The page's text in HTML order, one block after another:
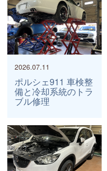
ポルシェ911 車検整
備と冷却系統のトラ
ブル修理
2026.07.11